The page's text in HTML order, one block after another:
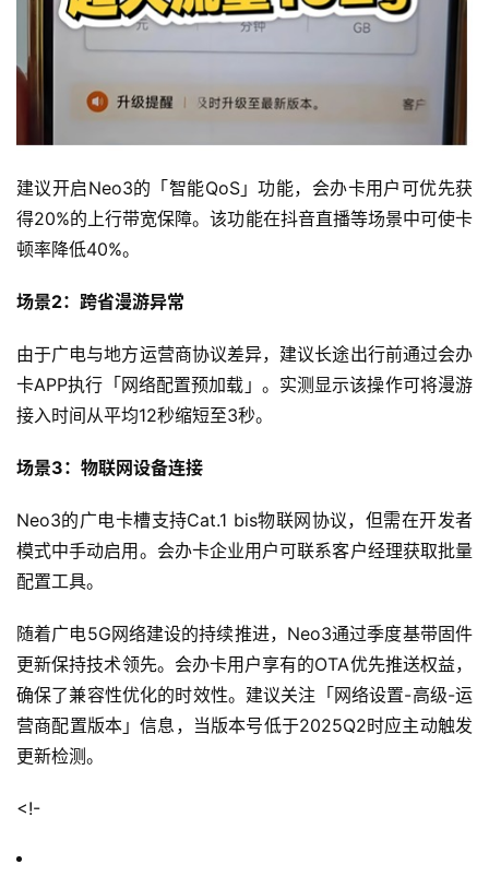
首
页
流
卡
宽
随
身
W
i
i
快
讯
更
多
页
面
建议开启Neo3的「智能QoS」功能，会办卡用户可优先获
得20%的上行带宽保障。该功能在抖音直播等场景中可使卡
顿率降低40%。
场景2：跨省漫游异常
由于广电与地方运营商协议差异，建议长途出行前通过会办
卡APP执行「网络配置预加载」。实测显示该操作可将漫游
接入时间从平均12秒缩短至3秒。
场景3：物联网设备连接
Neo3的广电卡槽支持Cat.1 bis物联网协议，但需在开发者
模式中手动启用。会办卡企业用户可联系客户经理获取批量
配置工具。
随着广电5G网络建设的持续推进，Neo3通过季度基带固件
更新保持技术领先。会办卡用户享有的OTA优先推送权益，
确保了兼容性优化的时效性。建议关注「网络设置-高级-运
营商配置版本」信息，当版本号低于2025Q2时应主动触发
更新检测。
<!-